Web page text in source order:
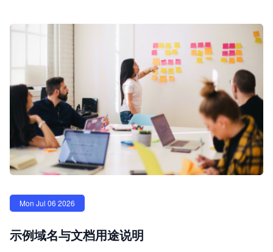
Mon Jul 06 2026
示例域名与文档用途说明